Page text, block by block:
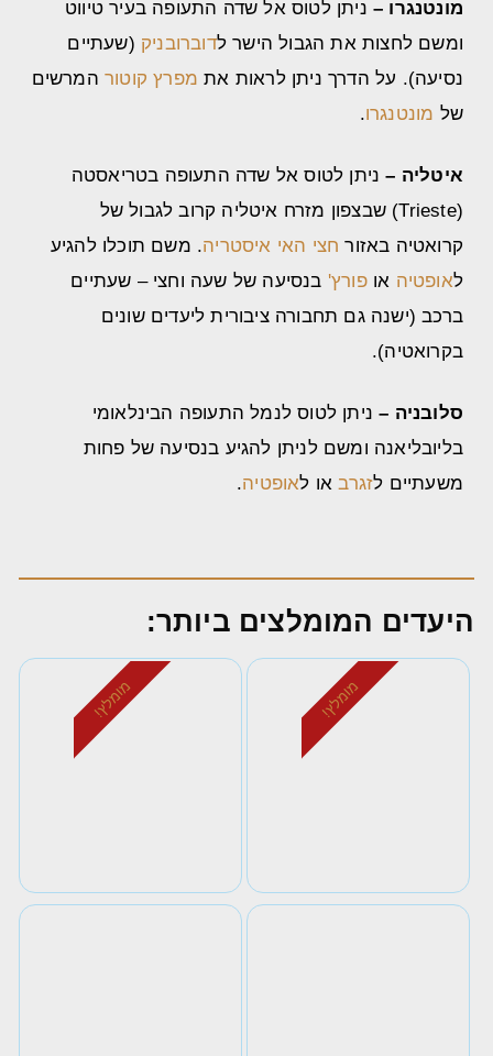
מונטנגרו – ניתן לטוס אל שדה התעופה בעיר טיווט
ומשם לחצות את הגבול הישר לדוברובניק (שעתיים
נסיעה). על הדרך ניתן לראות את מפרץ קוטור המרשים
של מונטנגרו.
איטליה –ניתן לטוס אל שדה התעופה בטריאסטה
(Trieste) שבצפון מזרח איטליה קרוב לגבול של
קרואטיה באזור חצי האי איסטריה. משם תוכלו להגיע
לאופטיה אופורץ' בנסיעה של שעה וחצי – שעתיים
ברכב (ישנה גם תחבורה ציבורית ליעדים שונים
בקרואטיה).
סלובניה –ניתן לטוס לנמל התעופה הבינלאומי
בליובליאנה ומשם לניתן להגיע בנסיעה של פחות
משעתיים לזגרבאו לאופטיה.
היעדים המומלצים ביותר:
מומלץ! מומלץ!